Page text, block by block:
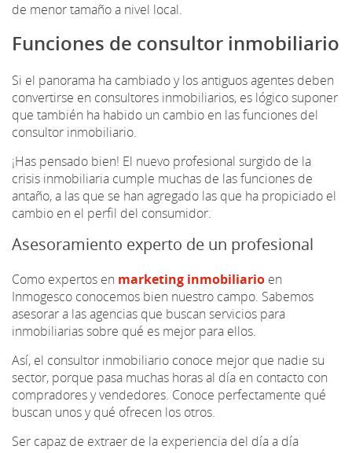
de menor tamaño a nivel local.
Funciones de consultor inmobiliario
Si el panorama ha cambiado y los antiguos agentes deben
convertirse en consultores inmobiliarios, es lógico suponer
que también ha habido un cambio en las funciones del
consultor inmobiliario.
¡Has pensado bien! El nuevo profesional surgido de la
crisis inmobiliaria cumple muchas de las funciones de
antaño, a las que se han agregado las que ha propiciado el
cambio en el perfil del consumidor.
Asesoramiento experto de un profesional
Como expertos en marketing inmobiliario en
Inmogesco conocemos bien nuestro campo. Sabemos
asesorar a las agencias que buscan servicios para
inmobiliarias sobre qué es mejor para ellos.
Así, el consultor inmobiliario conoce mejor que nadie su
sector, porque pasa muchas horas al día en contacto con
compradores y vendedores. Conoce perfectamente qué
buscan unos y qué ofrecen los otros.
Ser capaz de extraer de la experiencia del día a día